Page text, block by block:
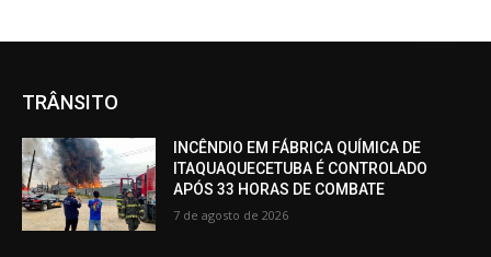
TRÂNSITO
INCÊNDIO EM FÁBRICA QUÍMICA DE
ITAQUAQUECETUBA É CONTROLADO
APÓS 33 HORAS DE COMBATE
7 de agosto de 2026